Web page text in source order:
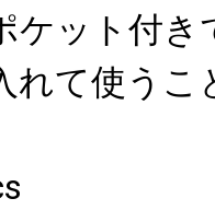
ケット付き
れて使うこ